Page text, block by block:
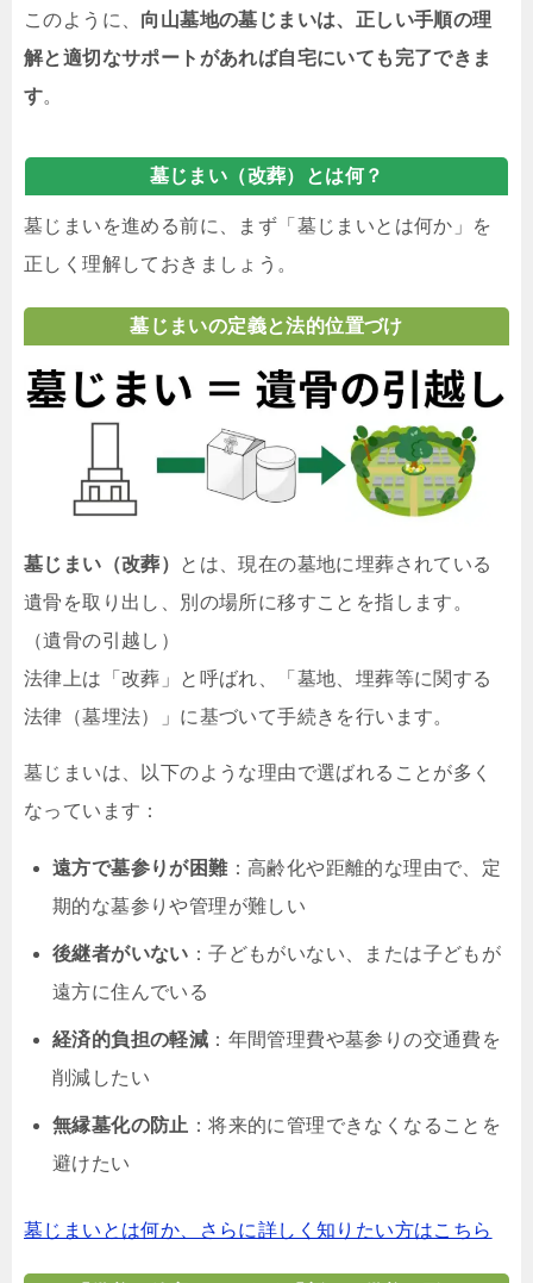
このように、 向山墓地の墓じまいは、正しい手順の理
解と適切なサポートがあれば自宅にいても完了できま
す。
墓じまい（改葬）とは何？
墓じまいを進める前に、まず「墓じまいとは何か」を
正しく理解しておきましょう。
墓じまいの定義と法的位置づけ
墓じまい（改葬）
とは、現在の墓地に埋葬されている
遺骨を取り出し、別の場所に移すことを指します。
（遺骨の引越し）
法律上は「改葬」と呼ばれ、「墓地、埋葬等に関する
法律（墓埋法）」に基づいて手続きを行います。
墓じまいは、以下のような理由で選ばれることが多く
なっています：
遠方で墓参りが困難：高齢化や距離的な理由で、定
期的な墓参りや管理が難しい
後継者がいない ：子どもがいない、または子どもが
遠方に住んでいる
経済的負担の軽減 ：年間管理費や墓参りの交通費を
削減したい
無縁墓化の防止 ：将来的に管理できなくなることを
避けたい
墓じまいとは何か、さらに詳しく知りたい方はこちら